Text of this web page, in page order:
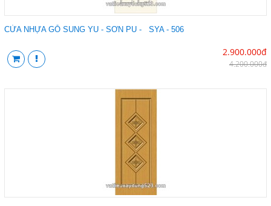
CỬA NHỰA GỖ SUNG YU - SƠN PU - SYA - 506
2.900.000đ
4.200.000đ